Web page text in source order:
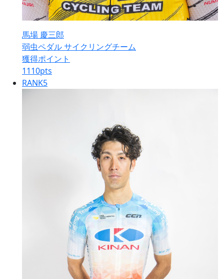
馬場 慶三郎
弱虫ペダル サイクリングチーム
獲得ポイント
1110pts
RANK5